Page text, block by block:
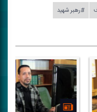
#رهبر شهید